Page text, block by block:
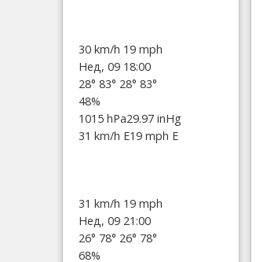
30 km/h 19 mph
Нед, 09 18:00
28° 83° 28° 83°
48%
1015 hPa29.97 inHg
31 km/h E19 mph E
31 km/h 19 mph
Нед, 09 21:00
26° 78° 26° 78°
68%